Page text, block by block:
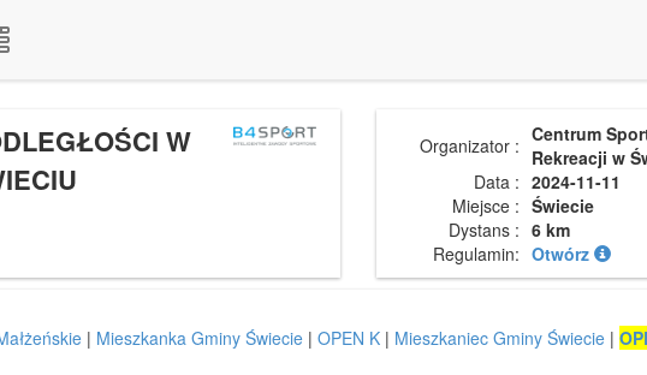
W
Organizator : Centrum
Rekreacji w
Data : 2024-11-11
Miejsce : Świecie
Dystans : 6 km
Regulamin: Otwórz
| Mieszkanka Gminy Świecie | OPEN K | Mieszkaniec Gminy Świecie |